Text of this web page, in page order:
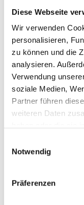
Diese Webseite
Wir verwenden
personalisieren,
zu können und die
analysieren.
Verwendung
soziale Medien,
Partner führen
weiteren Daten
Notwendig
Präferenzen
(Provinz
German New
erstellten
mehr als 200
Wissenschaft
Neben der
Vertretern der
mehr als 50
insgesamt
das große
städtischen